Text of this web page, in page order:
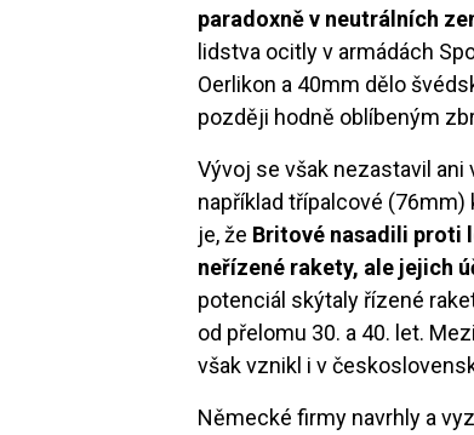
paradoxně v neutrálních
lidstva ocitly v armádách
Oerlikon a 40mm dělo
později hodně oblíbeným
Vývoj se však nezastavil
například třípalcové
je, že Britové nasadili proti
neřízené rakety, ale jejich
potenciál skýtaly řízené
od přelomu 30. a 40. let.
však vznikl i v
Německé firmy navrhly a